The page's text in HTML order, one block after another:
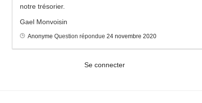
notre trésorier.
Gael Monvoisin
Anonyme Question répondue 24 novembre 2020
Se connecter